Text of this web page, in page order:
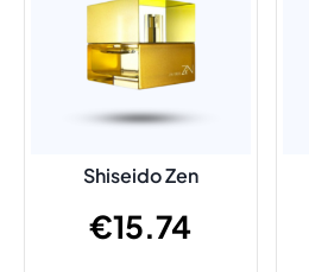
Shiseido Zen
€15.74